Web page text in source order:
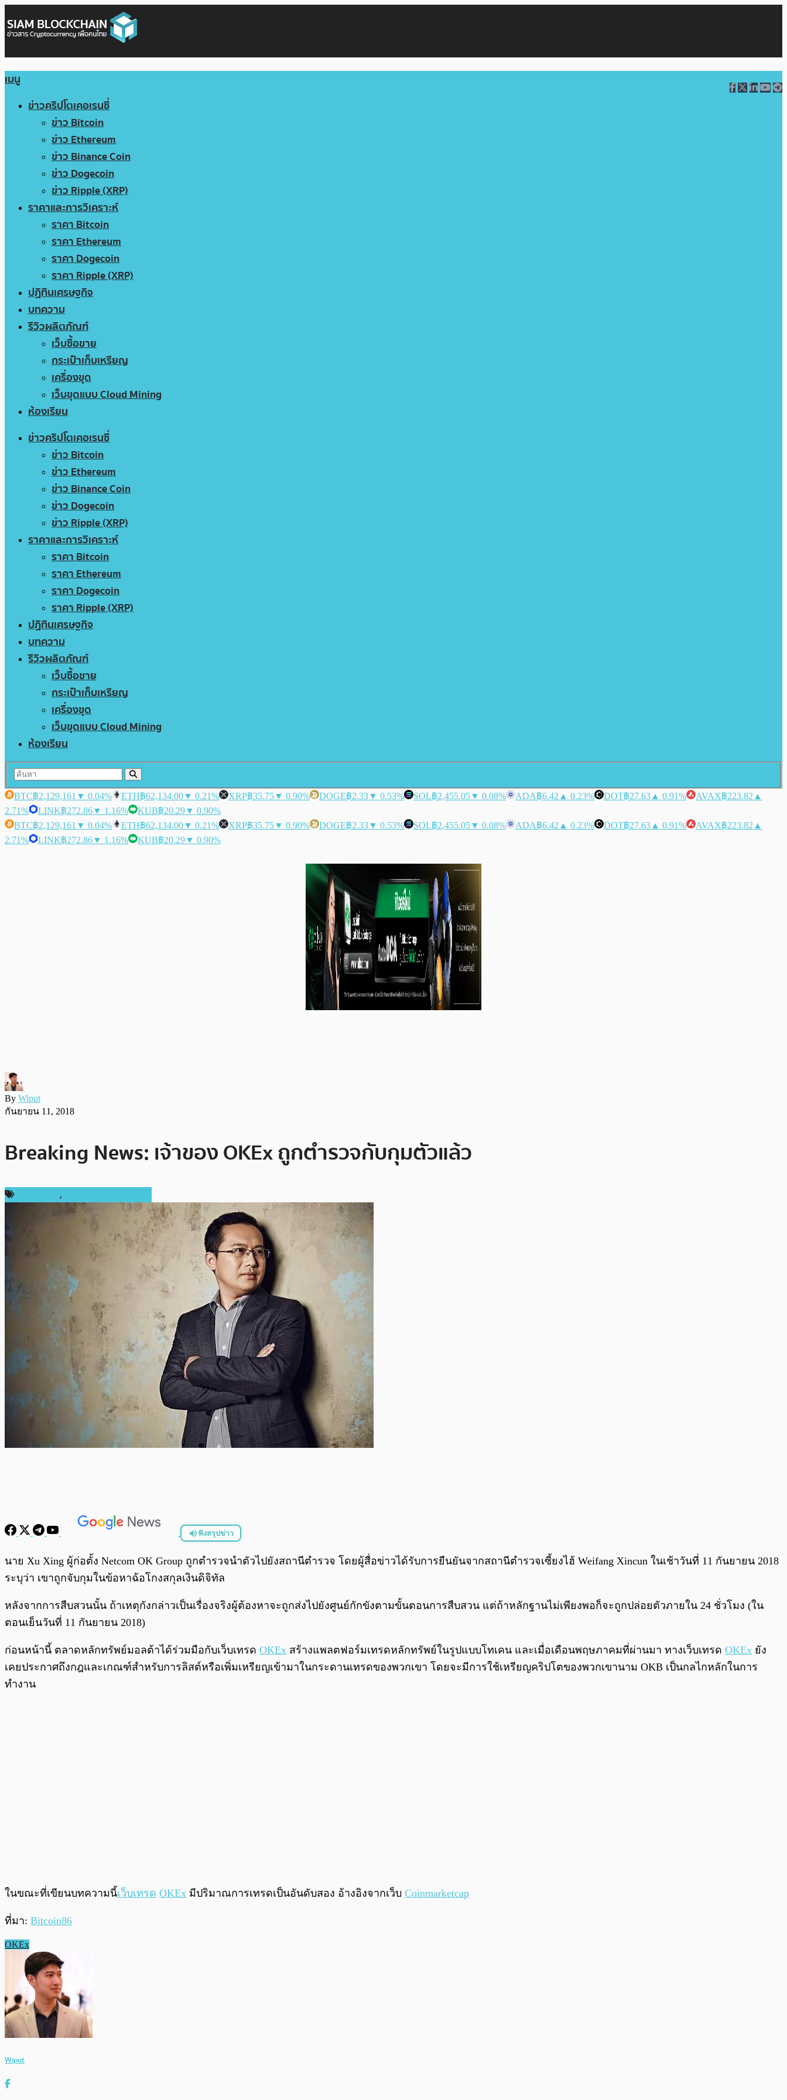
เมนู
ข่าวคริปโตเคอเรนซี่
ข่าว Bitcoin
ข่าว Ethereum
ข่าว Binance Coin
ข่าว Dogecoin
ข่าว Ripple (XRP)
ราคาและการวิเคราะห์
ราคา Bitcoin
ราคา Ethereum
ราคา Dogecoin
ราคา Ripple (XRP)
ปฏิทินเศรษฐกิจ
บทความ
รีวิวผลิตภัณฑ์
เว็บซื้อขาย
กระเป๋าเก็บเหรียญ
เครื่องขุด
เว็บขุดแบบ Cloud Mining
ห้องเรียน
ข่าวคริปโตเคอเรนซี่
ข่าว Bitcoin
ข่าว Ethereum
ข่าว Binance Coin
ข่าว Dogecoin
ข่าว Ripple (XRP)
ราคาและการวิเคราะห์
ราคา Bitcoin
ราคา Ethereum
ราคา Dogecoin
ราคา Ripple (XRP)
ปฏิทินเศรษฐกิจ
บทความ
รีวิวผลิตภัณฑ์
เว็บซื้อขาย
กระเป๋าเก็บเหรียญ
เครื่องขุด
เว็บขุดแบบ Cloud Mining
ห้องเรียน
BTC฿2,129,161 ▼ 0.04% ETH฿62,134.00▼ 0.21% XRP฿35.75▼ 0.90% DOGE฿2.33▼ 0.53% SOL฿2,455.05▼ 0.08% ADA฿6.42 ▲ 0.23% DOT฿27.63 ▲ 0.91% AVAX฿223.82 ▲
2.71%
LINK฿272.86▼ 1.16% KUB฿20.29▼ 0.90%
BTC฿2,129,161 ▼ 0.04% ETH฿62,134.00▼ 0.21% XRP฿35.75▼ 0.90% DOGE฿2.33▼ 0.53% SOL฿2,455.05▼ 0.08% ADA฿6.42 ▲ 0.23% DOT฿27.63 ▲ 0.91% AVAX฿223.82 ▲
2.71%
LINK฿272.86▼ 1.16% KUB฿20.29▼ 0.90%
By Wiput
กันยายน 11, 2018
Breaking News: เจ้าของ OKEx ถูกตำรวจกับกุมตัวแล้ว
,
ฟังสรุปข่าว
พร้อมเล่น 0:00 /
นาย Xu Xing ผู้ก่อตั้ง Netcom OK Group ถูกตำรวจนำตัวไปยังสถานีตำรวจ โดยผู้สื่อข่าวได้รับการยืนยันจากสถานีตำรวจเซี้ยงไฮ้ Weifang Xincun ในเช้าวันที่ 11 กันยายน 2018
ระบุว่า เขาถูกจับกุมในข้อหาฉ้อโกงสกุลเงินดิจิทัล
หลังจากการสืบสวนนั้น ถ้าเหตุกังกล่าวเป็นเรื่องจริงผู้ต้องหาจะถูกส่งไปยังศูนย์กักขังตามขั้นตอนการสืบสวน แต่ถ้าหลักฐานไม่เพียงพอก็จะถูกปล่อยตัวภายใน 24 ชั่วโมง (ใน
ตอนเย็นวันที่ 11 กันยายน 2018)
ก่อนหน้านี้ ตลาดหลักทรัพย์มอลต้าได้ร่วมมือกับเว็บเทรด OKEx สร้างแพลตฟอร์มเทรดหลักทรัพย์ในรูปแบบโทเคน และเมื่อเดือนพฤษภาคมที่ผ่านมา ทางเว็บเทรด OKEx ยัง
เคยประกาศถึงกฎและเกณฑ์สำหรับการลิสต์หรือเพิ่มเหรียญเข้ามาในกระดานเทรดของพวกเขา โดยจะมีการใช้เหรียญคริปโตของพวกเขานาม OKB เป็นกลไกหลักในการ
ทำงาน
ในขณะที่เขียนบทความนี้เว็บเทรด OKEx มีปริมาณการเทรดเป็นอันดับสอง อ้างอิงจากเว็บ Coinmarketcap
ที่มา: Bitcoin86
OKEx
Wiput